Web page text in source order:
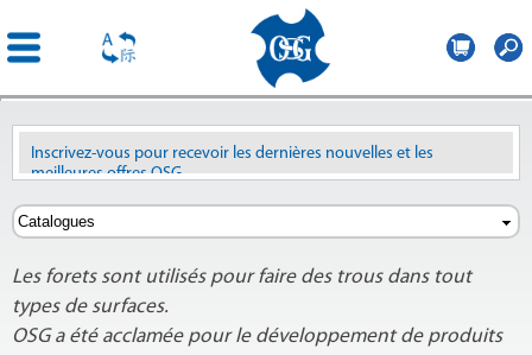
contenu
principal
France
Inscrivez-vous pour recevoir les dernières nouvelles et les
meilleures offres OSG
Revoir les anciennes newslettersici
Les forets sont utilisés pour faire des trous dans tout
types de surfaces.
OSG a été acclamée pour le développement de produits